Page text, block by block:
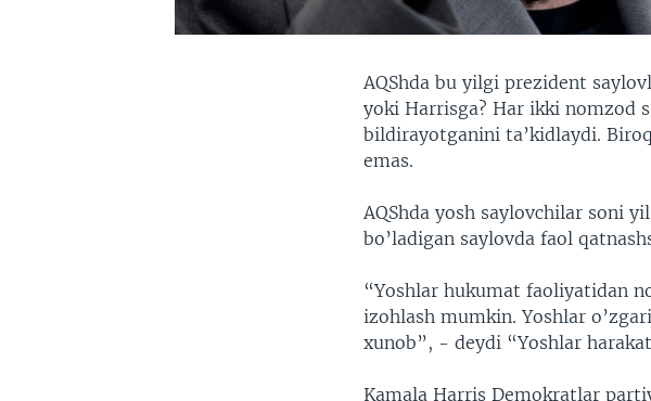
AQShda bu yilgi prezident
yoki Harrisga? Har ikki nomzod
bildirayotganini ta’kidlaydi.
emas.
AQShda yosh saylovchilar soni
bo’ladigan saylovda faol
“Yoshlar hukumat faoliyatidan
izohlash mumkin. Yoshlar
xunob”, - deydi “Yoshlar
Kamala Harris Demokratlar